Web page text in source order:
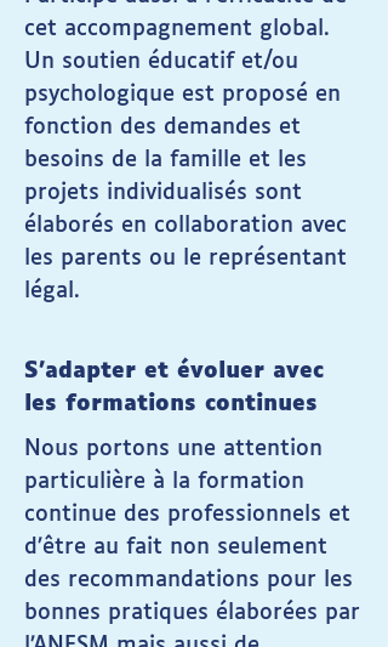
cet accompagnement global.
Un soutien éducatif et/ou
psychologique est proposé en
fonction des demandes et
besoins de la famille et les
projets individualisés sont
élaborés en collaboration avec
les parents ou le représentant
légal.​
S'adapter et évoluer avec
les formations continues
Nous portons une attention
particulière à la formation
continue des professionnels et
d’être au fait non seulement
des recommandations pour les
bonnes pratiques élaborées par